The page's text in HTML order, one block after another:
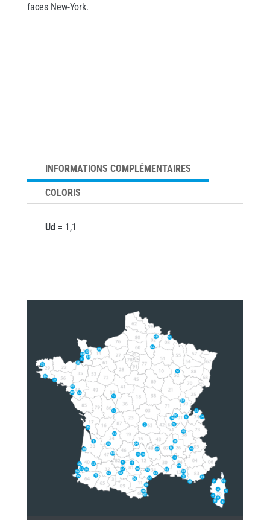
faces New-York.
INFORMATIONS COMPLÉMENTAIRES
COLORIS
Ud = 1,1